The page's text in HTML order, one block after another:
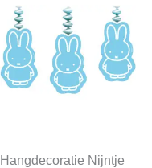
Hangdecoratie Nijntje